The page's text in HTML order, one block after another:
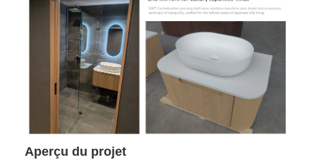
Aperçu du projet